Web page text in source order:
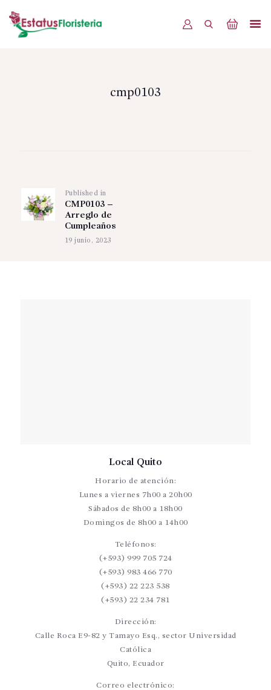
PRODUCTOScmp0103
entradasPublished in
post:
CMP0103 –
Arreglo de
Cumpleaños
19 junio, 2023
Local Quito
Horario de atención:
Lunes a viernes 7h00 a 20h00
Sábados de 8h00 a 18h00
Domingos de 8h00 a 14h00
Teléfonos:
(+593) 999 705 724
(+593) 983 466 770
(+593) 22 223 538
(+593) 22 234 781
Dirección:
Calle Roca E9-82 y Tamayo Esq., sector Universidad
Católica
Quito, Ecuador
Correo electrónico: